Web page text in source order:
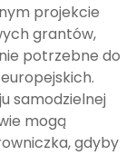
projekcie
grantów,
potrzebne do
samodzielnej
mogą
gdyby